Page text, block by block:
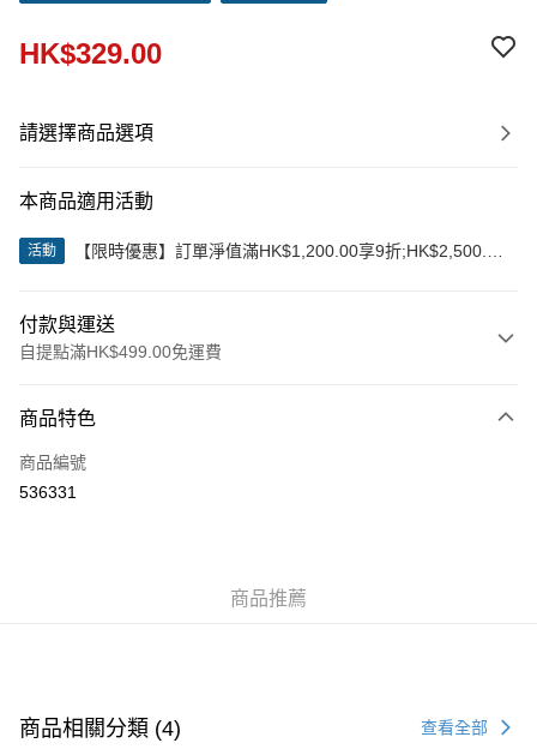
HK$329.00
請選擇商品選項
本商品適用活動
活動
【限時優惠】訂單淨值滿HK$1,200.00享9折;HK$2,500.00
付款與運送
自提點滿HK$499.00免運費
信用卡
Apple Pay
每筆HK$50.00，滿HK$499.00或以上免運費
商品特色
商品編號
536331
商品推薦
商品相關分類 (4) 查看全部